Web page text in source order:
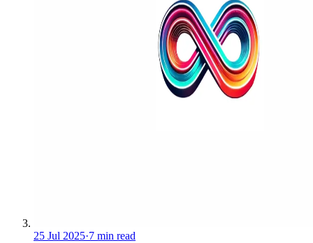
25 Jul 2025·7 min read